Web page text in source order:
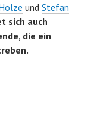
und Stefan
sich auch
die ein